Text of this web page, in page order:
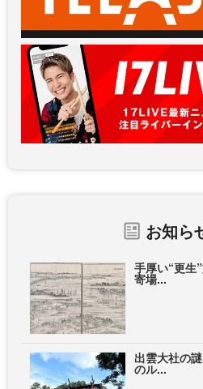
お知ら
手厚い“更生
寄場...
出雲大社の
のル...